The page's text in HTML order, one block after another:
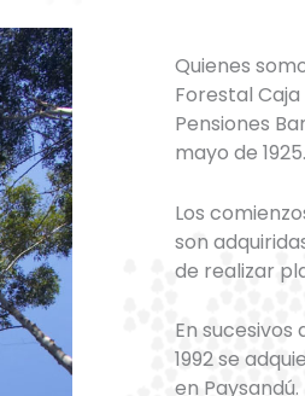
Quienes
Forestal
Pensiones
mayo de 1925.
Los
son
de realizar
En
1992 se
en Paysandú.